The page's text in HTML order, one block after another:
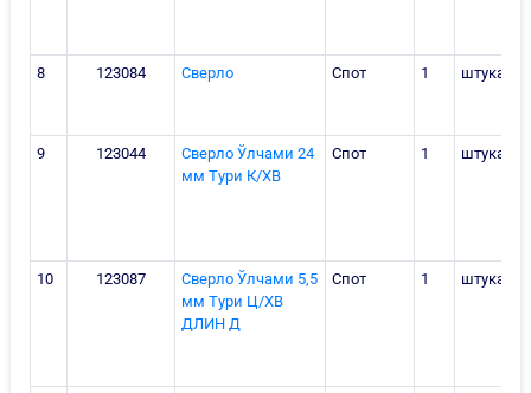
8 123084 Сверло Спот 1 штука
9 123044
Сверло Ўлчами 24
мм Тури К/ХВ
Спот 1 штука
10 123087
Сверло Ўлчами 5,5
мм Тури Ц/ХВ
ДЛИН Д
Спот 1 штука